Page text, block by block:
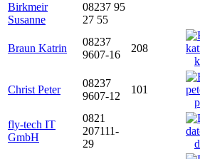
Birkmeir
Susanne
08237 95
27 55
Braun Katrin
08237
9607-16
208
Christ Peter
08237
9607-12
101
fly-tech IT
GmbH
0821
207111-
29